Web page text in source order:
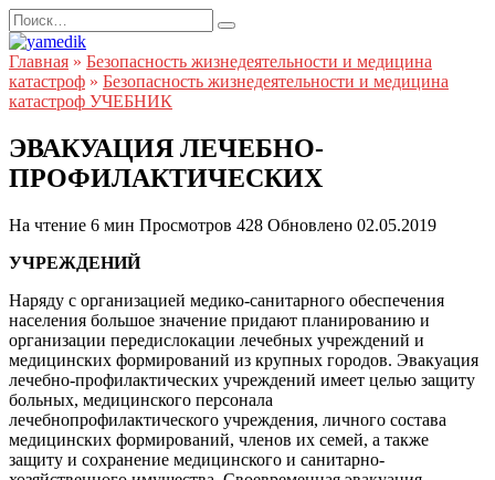
Перейти
к
содержанию
Search
for:
Главная » Безопасность жизнедеятельности и медицина
катастроф » Безопасность жизнедеятельности и медицина
катастроф УЧЕБНИК
ЭВАКУАЦИЯ ЛЕЧЕБНО-
ПРОФИЛАКТИЧЕСКИХ
На чтение 6 мин Просмотров 428 Обновлено 02.05.2019
УЧРЕЖДЕНИЙ
Наряду с организацией медико-санитарного обеспечения
населения большое значение придают планированию и
организации передислокации лечебных учреждений и
медицинских формирований из крупных городов. Эвакуация
лечебно-профилактических учреждений имеет целью защиту
больных, медицинского персонала
лечебнопрофилактического учреждения, личного состава
медицинских формирований, членов их семей, а также
защиту и сохранение медицинского и санитарно-